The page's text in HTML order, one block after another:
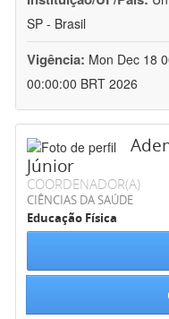
SP - Brasil
Vigência: Mon Dec 18
00:00:00 BRT 2026
Júnior
COORDENADOR(A)
CIÊNCIAS DA SAÚDE
Educação Física